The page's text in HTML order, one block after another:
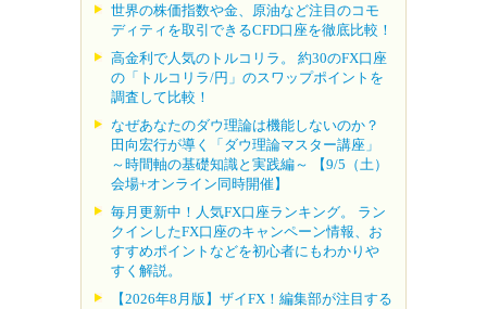
世界の株価指数や金、原油など注目のコモ
ディティを取引できるCFD口座を徹底比較！
高金利で人気のトルコリラ。 約30のFX口座
の「トルコリラ/円」のスワップポイントを
調査して比較！
なぜあなたのダウ理論は機能しないのか？
田向宏行が導く「ダウ理論マスター講座」
～時間軸の基礎知識と実践編～ 【9/5（土）
会場+オンライン同時開催】
毎月更新中！人気FX口座ランキング。 ラン
クインしたFX口座のキャンペーン情報、お
すすめポイントなどを初心者にもわかりや
すく解説。
【2026年8月版】ザイFX！編集部が注目する